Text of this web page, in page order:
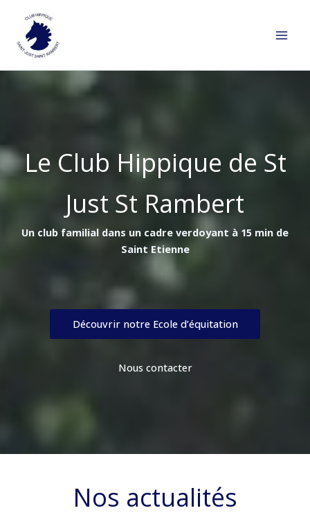
contenu
Le Club Hippique de St
Just St Rambert
Un club familial dans un cadre verdoyant à 15 min de
Saint Etienne
Découvrir notre Ecole d’équitation
Nous contacter
Nos actualités